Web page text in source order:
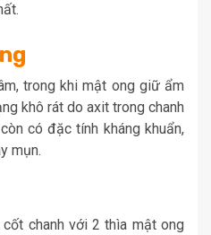
trong khi mật ong giữ ẩm
khô rát do axit trong chanh
có đặc tính kháng khuẩn,
mụn.
chanh với 2 thìa mật ong